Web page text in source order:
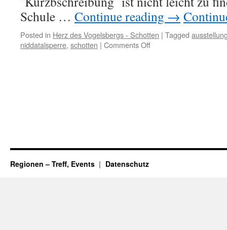
Schule … Continue reading →
Posted in Herz des Vogelsbergs - Schotten | Tagged
niddatalsperre, schotten | Comments Off
Regionen – Treff, Events Datenschutz